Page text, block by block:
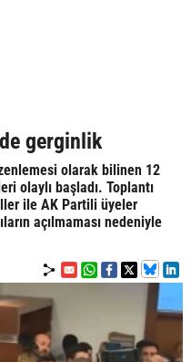
gerginlik
olarak bilinen 12
olaylı başladı. Toplantı
ile AK Partili üyeler
açılmaması nedeniyle